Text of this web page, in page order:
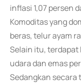
inflasi 1,07 persen
Komoditas yang
beras, telur ayam
Selain itu, terdapat
udara dan emas
Sedangkan